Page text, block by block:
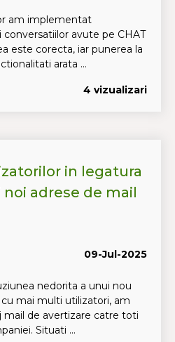
am implementat
conversatiilor avute pe CHAT
este corecta, iar punerea la
arata ...
4 vizualizari
in legatura
adrese de mail
09-Jul-2025
nedorita a unui nou
mai multi utilizatori, am
de avertizare catre toti
Situati ...